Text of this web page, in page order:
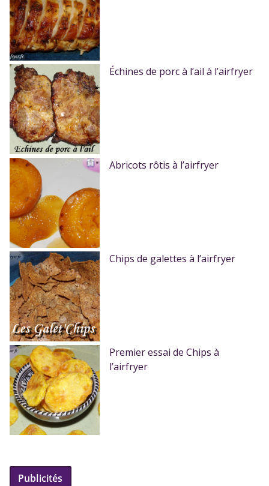
Échines de porc à l’ail à l’airfryer
Abricots rôtis à l’airfryer
Chips de galettes à l’airfryer
Premier essai de Chips à
l’airfryer
Publicités